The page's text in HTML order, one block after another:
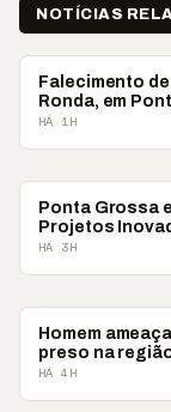
NOTÍCIAS
PONTA GROSSA
Falecimento
Ronda, em
HÁ 1H
CAMPOS GERAIS
Ponta Grossa
Projetos
HÁ 3H
PONTA GROSSA
Homem
preso na
HÁ 4H